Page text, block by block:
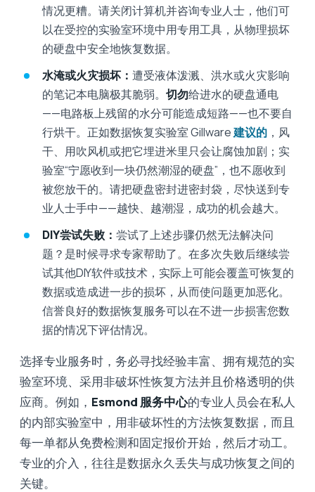
情况更糟。请关闭计算机并咨询专业人士，他们可
以在受控的实验室环境中用专用工具，从物理损坏
的硬盘中安全地恢复数据。
水淹或火灾损坏： 遭受液体泼溅、洪水或火灾影响
的笔记本电脑极其脆弱。 切勿给进水的硬盘通电
——电路板上残留的水分可能造成短路——也不要自
行烘干。正如数据恢复实验室 Gillware建议的 ，风
干、用吹风机或把它埋进米里只会让腐蚀加剧；实
验室“宁愿收到一块仍然潮湿的硬盘”，也不愿收到
被您放干的。请把硬盘密封进密封袋，尽快送到专
业人士手中——越快、越潮湿，成功的机会越大。
DIY尝试失败： 尝试了上述步骤仍然无法解决问
题？是时候寻求专家帮助了。在多次失败后继续尝
试其他DIY软件或技术，实际上可能会覆盖可恢复的
数据或造成进一步的损坏，从而使问题更加恶化。
信誉良好的数据恢复服务可以在不进一步损害您数
据的情况下评估情况。
选择专业服务时，务必寻找经验丰富、拥有规范的实
验室环境、采用非破坏性恢复方法并且价格透明的供
应商。例如， Esmond 服务中心的专业人员会在私人
的内部实验室中，用非破坏性的方法恢复数据，而且
每一单都从免费检测和固定报价开始，然后才动工。
专业的介入，往往是数据永久丢失与成功恢复之间的
关键。